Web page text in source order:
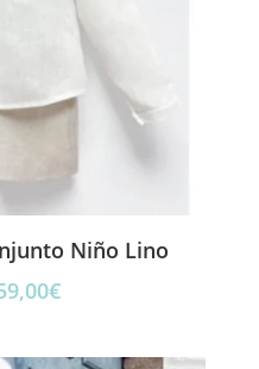
Niño Lino
original
€El
actual